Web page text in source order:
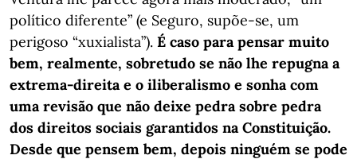
político diferente” (e Seguro, supõe-se, um
perigoso “xuxialista”). É caso para pensar muito
bem, realmente, sobretudo se não lhe repugna a
extrema-direita e o iliberalismo e sonha com
uma revisão que não deixe pedra sobre pedra
dos direitos sociais garantidos na Constituição.
Desde que pensem bem, depois ninguém se pode